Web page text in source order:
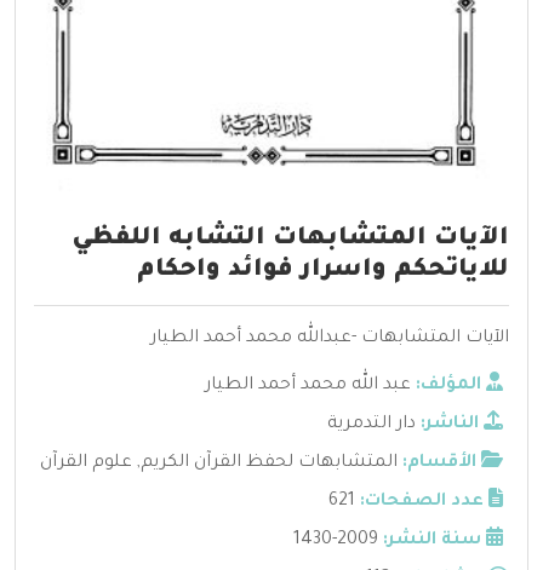
الآيات المتشابهات التشابه اللفظي
للاياتحكم واسرار فوائد واحكام
الآيات المتشابهات -عبدالله محمد أحمد الطيار
المؤلف: عبد الله محمد أحمد الطيار
الناشر: دار التدمرية
الأقسام: المتشابهات لحفظ القرآن الكريم, علوم القرآن
عدد الصفحات: 621
سنة النشر: 2009-1430